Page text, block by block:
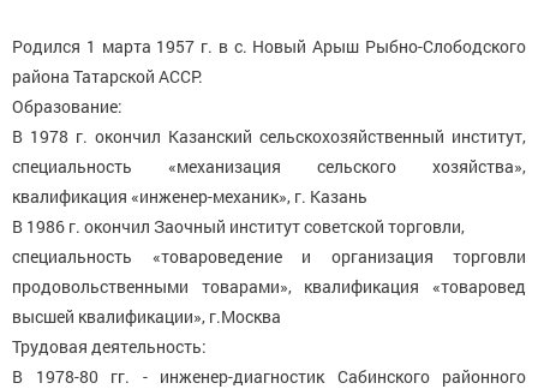
Родился 1 марта 1957 г. в с. Новый Арыш Рыбно-Слободского
района Татарской АССР.
Образование:
В 1978 г. окончил Казанский сельскохозяйственный институт,
специальность «механизация сельского хозяйства»,
квалификация «инженер-механик», г. Казань
В 1986 г. окончил Заочный институт советской торговли,
специальность «товароведение и организация торговли
продовольственными товарами», квалификация «товаровед
высшей квалификации», г.Москва
Трудовая деятельность:
В 1978-80 гг. - инженер-диагностик Сабинского районного